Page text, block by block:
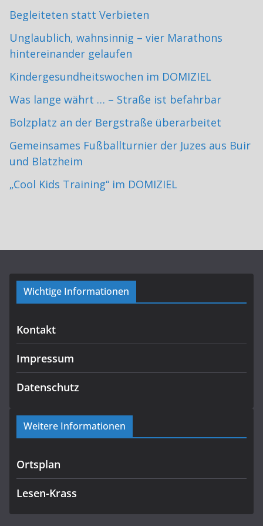
Begleiteten statt Verbieten
Unglaublich, wahnsinnig – vier Marathons
hintereinander gelaufen
Kindergesundheitswochen im DOMIZIEL
Was lange währt … – Straße ist befahrbar
Bolzplatz an der Bergstraße überarbeitet
Gemeinsames Fußballturnier der Juzes aus Buir
und Blatzheim
„Cool Kids Training“ im DOMIZIEL
Wichtige Informationen
Kontakt
Impressum
Datenschutz
Weitere Informationen
Ortsplan
Lesen-Krass